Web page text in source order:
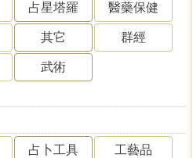
占星塔羅 醫藥保健
其它 群經
武術
占卜工具 工藝品